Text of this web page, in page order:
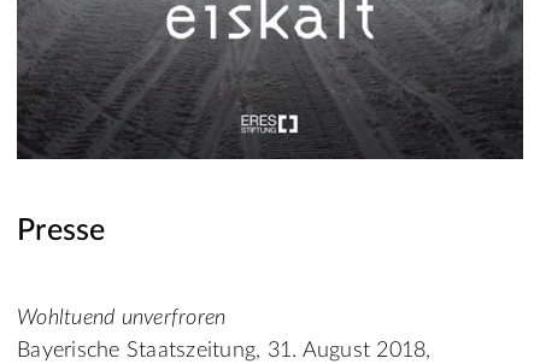
Presse
Wohltuend unverfroren
Bayerische Staatszeitung, 31. August 2018,